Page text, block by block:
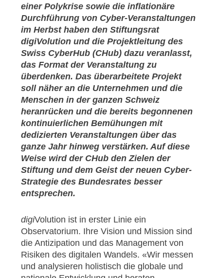
einer Polykrise sowie die inflationäre
Durchführung von Cyber-Veranstaltungen
im Herbst haben den Stiftungsrat
digiVolution und die Projektleitung des
Swiss CyberHub (CHub) dazu veranlasst,
das Format der Veranstaltung zu
überdenken. Das überarbeitete Projekt
soll näher an die Unternehmen und die
Menschen in der ganzen Schweiz
heranrücken und die bereits begonnenen
kontinuierlichen Bemühungen mit
dedizierten Veranstaltungen über das
ganze Jahr hinweg verstärken. Auf diese
Weise wird der CHub den Zielen der
Stiftung und dem Geist der neuen Cyber-
Strategie des Bundesrates besser
entsprechen.
digiVolution ist in erster Linie ein
Observatorium. Ihre Vision und Mission sind
die Antizipation und das Management von
Risiken des digitalen Wandels. «Wir messen
und analysieren holistisch die globale und